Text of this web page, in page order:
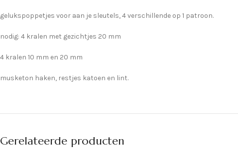
gelukspoppetjes voor aan je sleutels, 4 verschillende op 1 patroon.
nodig: 4 kralen met gezichtjes 20 mm
4 kralen 10 mm en 20 mm
musketon haken, restjes katoen en lint.
Gerelateerde producten